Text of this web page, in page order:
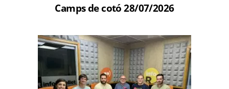
Camps de cotó 28/07/2026